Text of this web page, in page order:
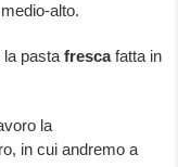
alto.
la pastafrescafatta in
la
in cui andremo a